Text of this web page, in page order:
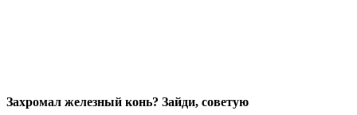
Захромал железный конь? Зайди, советую